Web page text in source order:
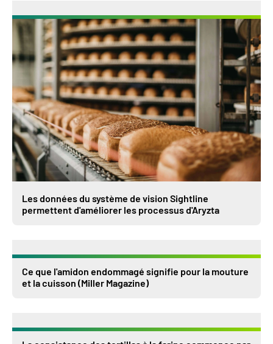
Les données du système de vision Sightline
permettent d'améliorer les processus d'Aryzta
Ce que l'amidon endommagé signifie pour la mouture
et la cuisson (Miller Magazine)